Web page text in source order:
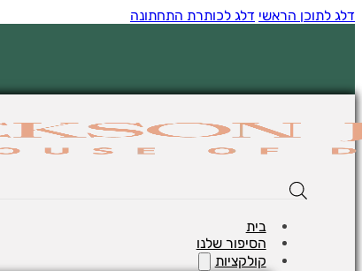
דלג לתוכן הראשי דלג לכותרת התחתונה
בית
הסיפור שלנו
קולקציות